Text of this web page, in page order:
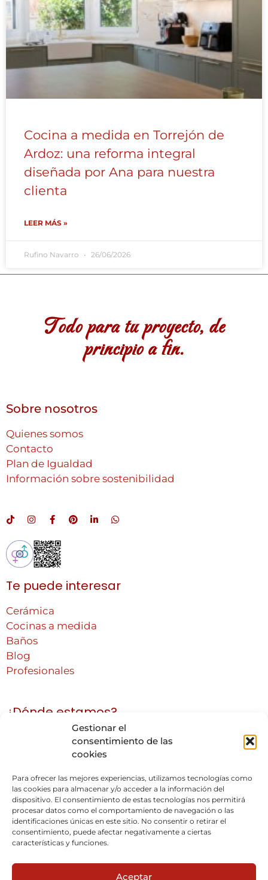
Gestionar el
consentimiento de las
cookies
Para ofrecer las mejores experiencias, utilizamos tecnologías como
las cookies para almacenar y/o acceder a la información del
dispositivo. El consentimiento de estas tecnologías nos permitirá
procesar datos como el comportamiento de navegación o las
identificaciones únicas en este sitio. No consentir o retirar el
consentimiento, puede afectar negativamente a ciertas
características y funciones.
Aceptar
Cocina a medida en Torrejón de
Ardoz: una reforma integral
diseñada por Ana para nuestra
clienta
LEER MÁS »
Rufino Navarro 26/06/2026
Todo para tu proyecto, de
principio a fin.
Sobre nosotros
Quienes somos
Contacto
Plan de Igualdad
Información sobre sostenibilidad
Te puede interesar
Cerámica
Cocinas a medida
Baños
Blog
Profesionales
¿Dónde estamos?
Rufino Navarro Hogar
28850 Torrejón de Ardoz, Madrid
91 678 10 74
BigMat - Rufino Navarro y Oficinas
C/ Solana Nº 72 esq. C/ Azufre
28850 Torrejón de Ardoz, Madrid